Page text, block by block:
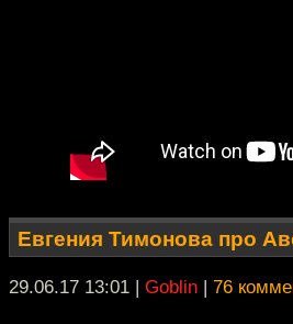
Евгения Тимонова про
29.06.17 13:01 | Goblin | 76